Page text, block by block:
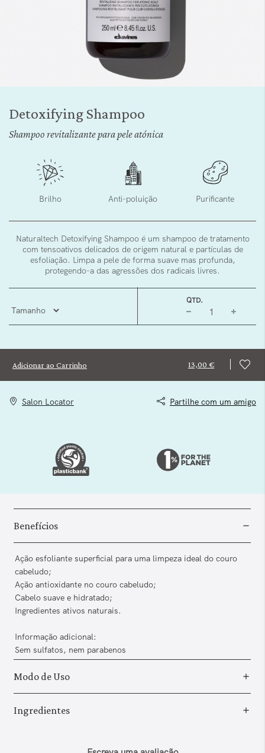
início
Detoxifying Shampoo
Shampoo revitalizante para pele atónica
Brilho Anti-poluição Purificante
Naturaltech Detoxifying Shampoo é um shampoo de tratamento
com tensoativos delicados de origem natural e partículas de
esfoliação. Limpa a pele de forma suave mas profunda,
protegendo-a das agressões dos radicais livres.
QTD.
Adicionar ao Carrinho 13,00 €
Salon Locator Partilhe com um amigo
Benefícios
Ação esfoliante superficial para uma limpeza ideal do couro
cabeludo;
Ação antioxidante no couro cabeludo;
Cabelo suave e hidratado;
Ingredientes ativos naturais.
Informação adicional:
Sem sulfatos, nem parabenos
Modo de Uso
Ingredientes